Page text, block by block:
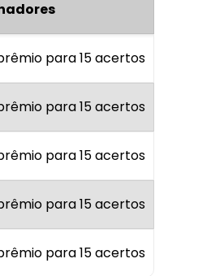
para 15 acertos
para 15 acertos
para 15 acertos
para 15 acertos
para 15 acertos